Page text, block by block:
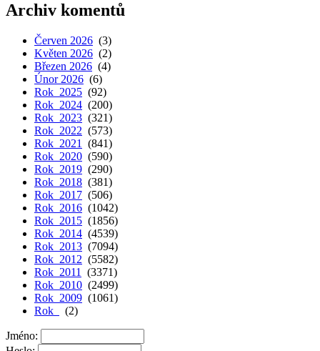
Archiv komentů
Červen 2026 (3)
Květen 2026 (2)
Březen 2026 (4)
Únor 2026 (6)
Rok 2025 (92)
Rok 2024 (200)
Rok 2023 (321)
Rok 2022 (573)
Rok 2021
(841)
Rok 2020 (590)
Rok 2019 (290)
Rok 2018 (381)
Rok 2017 (506)
Rok 2016 (1042)
Rok 2015 (1856)
Rok 2014 (4539)
Rok 2013 (7094)
Rok 2012 (5582)
Rok 2011
(3371)
Rok 2010 (2499)
Rok 2009 (1061)
Rok
(2)
Jméno: